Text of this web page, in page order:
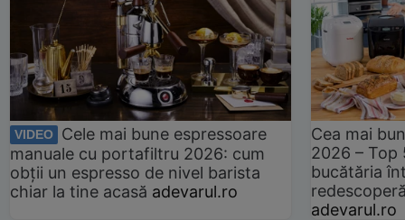
VIDEO
Cele mai bune espressoare
manuale cu portafiltru 2026: cum
obții un espresso de nivel barista
chiar la tine acasă adevarul.ro
Cea mai
2026 –
bucătăria
adevarul.ro